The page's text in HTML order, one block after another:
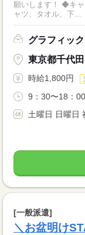
願いします！ ◆キャラクターを使用した衣料品のデザイン作成（Tシ
ャツ、タオル、下...
グラフィッ
東京都千代
時給1,800円
9：30〜18：
土曜日 日曜日
[一般派遣]
＼お盆明け